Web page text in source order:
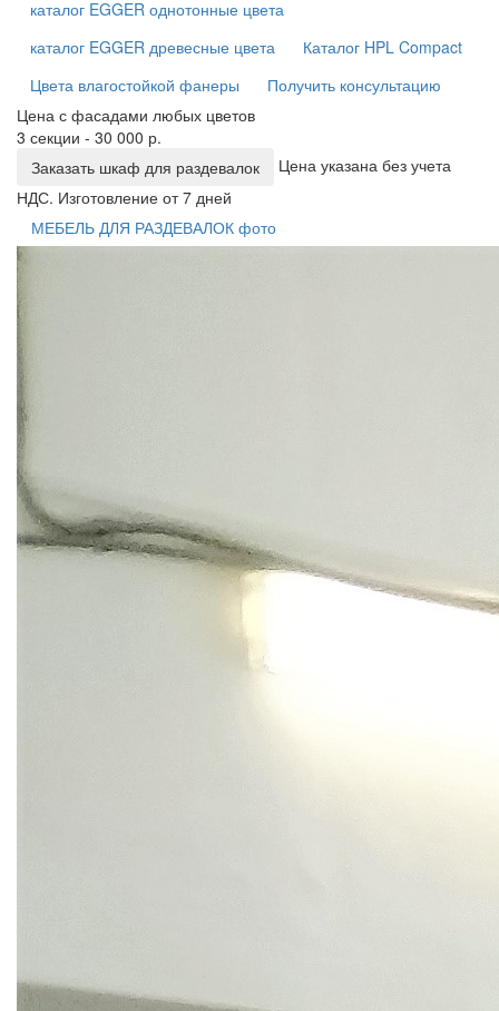
каталог EGGER однотонные цвета
каталог EGGER древесные цвета
Каталог HPL Compact
Цвета влагостойкой фанеры
Получить консультацию
Цена с фасадами любых цветов
3 секции - 30 000 р.
Заказать шкаф для раздевалок
Цена указана без учета
НДС. Изготовление от 7 дней
МЕБЕЛЬ ДЛЯ РАЗДЕВАЛОК фото